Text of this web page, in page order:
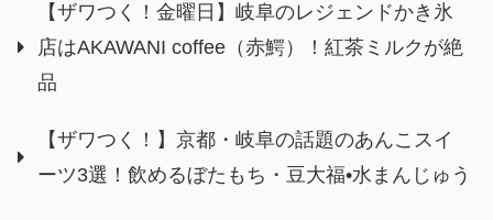
【ザワつく！金曜日】岐阜のレジェンドかき氷
店はAKAWANI coffee（赤鰐）！紅茶ミルクが絶
品
【ザワつく！】京都・岐阜の話題のあんこスイ
ーツ3選！飲めるぼたもち・豆大福•水まんじゅう